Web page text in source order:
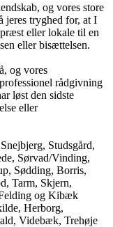
og vores store
jeres tryghed for, at I
eller lokale til en
eller bisættelsen.
og vores
rådgivning
løst den sidste
eller
Studsgård,
Sørvad/Vinding,
Sødding, Borris,
Tarm, Skjern,
og Kibæk
Herborg,
Videbæk, Trehøje